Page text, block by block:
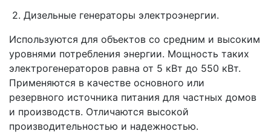
2. Дизельные генераторы электроэнергии.
Используются для объектов со средним и высоким
уровнями потребления энергии. Мощность таких
электрогенераторов равна от 5 кВт до 550 кВт.
Применяются в качестве основного или
резервного источника питания для частных домов
и производств. Отличаются высокой
производительностью и надежностью.